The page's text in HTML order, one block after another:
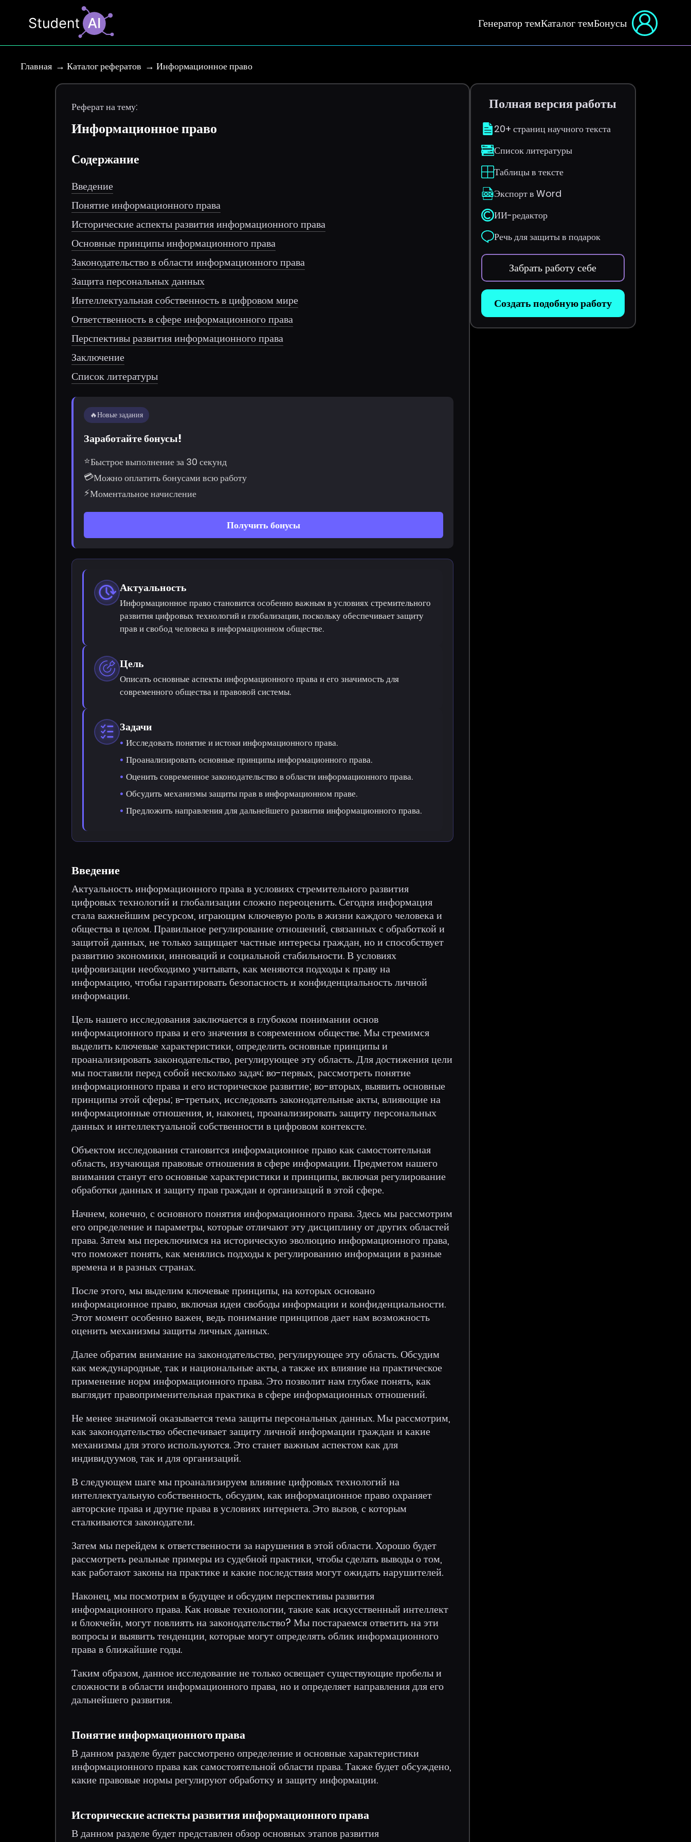
Генератор темКаталог темБонусы
Главная Каталог рефератов Информационное право
Реферат на тему:
Информационное право
Содержание
Введение
Понятие информационного права
Исторические аспекты развития информационного права
Основные принципы информационного права
Законодательство в области информационного права
Защита персональных данных
Интеллектуальная собственность в цифровом мире
Ответственность в сфере информационного права
Перспективы развития информационного права
Заключение
Список литературы
🔥Новые задания
Заработайте бонусы!
⭐Быстрое выполнение за 30 секунд
💳Можно оплатить бонусами всю работу
⚡Моментальное начисление
Получить бонусы
Актуальность
Информационное право становится особенно важным в условиях стремительного
развития цифровых технологий и глобализации, поскольку обеспечивает защиту
прав и свобод человека в информационном обществе.
Цель
Описать основные аспекты информационного права и его значимость для
современного общества и правовой системы.
Задачи
Исследовать понятие и истоки информационного права.
Проанализировать основные принципы информационного права.
Оценить современное законодательство в области информационного права.
Обсудить механизмы защиты прав в информационном праве.
Предложить направления для дальнейшего развития информационного права.
Введение
Актуальность информационного права в условиях стремительного развития
цифровых технологий и глобализации сложно переоценить. Сегодня информация
стала важнейшим ресурсом, играющим ключевую роль в жизни каждого человека и
общества в целом. Правильное регулирование отношений, связанных с обработкой и
защитой данных, не только защищает частные интересы граждан, но и способствует
развитию экономики, инноваций и социальной стабильности. В условиях
цифровизации необходимо учитывать, как меняются подходы к праву на
информацию, чтобы гарантировать безопасность и конфиденциальность личной
информации.
Цель нашего исследования заключается в глубоком понимании основ
информационного права и его значения в современном обществе. Мы стремимся
выделить ключевые характеристики, определить основные принципы и
проанализировать законодательство, регулирующее эту область. Для достижения цели
мы поставили перед собой несколько задач: во-первых, рассмотреть понятие
информационного права и его историческое развитие; во-вторых, выявить основные
принципы этой сферы; в-третьих, исследовать законодательные акты, влияющие на
информационные отношения, и, наконец, проанализировать защиту персональных
данных и интеллектуальной собственности в цифровом контексте.
Объектом исследования становится информационное право как самостоятельная
область, изучающая правовые отношения в сфере информации. Предметом нашего
внимания станут его основные характеристики и принципы, включая регулирование
обработки данных и защиту прав граждан и организаций в этой сфере.
Начнем, конечно, с основного понятия информационного права. Здесь мы рассмотрим
его определение и параметры, которые отличают эту дисциплину от других областей
права. Затем мы переключимся на историческую эволюцию информационного права,
что поможет понять, как менялись подходы к регулированию информации в разные
времена и в разных странах.
После этого, мы выделим ключевые принципы, на которых основано
информационное право, включая идеи свободы информации и конфиденциальности.
Этот момент особенно важен, ведь понимание принципов дает нам возможность
оценить механизмы защиты личных данных.
Далее обратим внимание на законодательство, регулирующее эту область. Обсудим
как международные, так и национальные акты, а также их влияние на практическое
применение норм информационного права. Это позволит нам глубже понять, как
выглядит правоприменительная практика в сфере информационных отношений.
Не менее значимой оказывается тема защиты персональных данных. Мы рассмотрим,
как законодательство обеспечивает защиту личной информации граждан и какие
механизмы для этого используются. Это станет важным аспектом как для
индивидуумов, так и для организаций.
В следующем шаге мы проанализируем влияние цифровых технологий на
интеллектуальную собственность, обсудим, как информационное право охраняет
авторские права и другие права в условиях интернета. Это вызов, с которым
сталкиваются законодатели.
Затем мы перейдем к ответственности за нарушения в этой области. Хорошо будет
рассмотреть реальные примеры из судебной практики, чтобы сделать выводы о том,
как работают законы на практике и какие последствия могут ожидать нарушителей.
Наконец, мы посмотрим в будущее и обсудим перспективы развития
информационного права. Как новые технологии, такие как искусственный интеллект
и блокчейн, могут повлиять на законодательство? Мы постараемся ответить на эти
вопросы и выявить тенденции, которые могут определять облик информационного
права в ближайшие годы.
Таким образом, данное исследование не только освещает существующие пробелы и
сложности в области информационного права, но и определяет направления для его
дальнейшего развития.
Понятие информационного права
В данном разделе будет рассмотрено определение и основные характеристики
информационного права как самостоятельной области права. Также будет обсуждено,
какие правовые нормы регулируют обработку и защиту информации.
Исторические аспекты развития информационного права
В данном разделе будет представлен обзор основных этапов развития
Полная версия работы
20+ страниц научного текста
Список литературы
Таблицы в тексте
Экспорт в Word
ИИ-редактор
Речь для защиты в подарок
Забрать работу себе
Создать подобную работу